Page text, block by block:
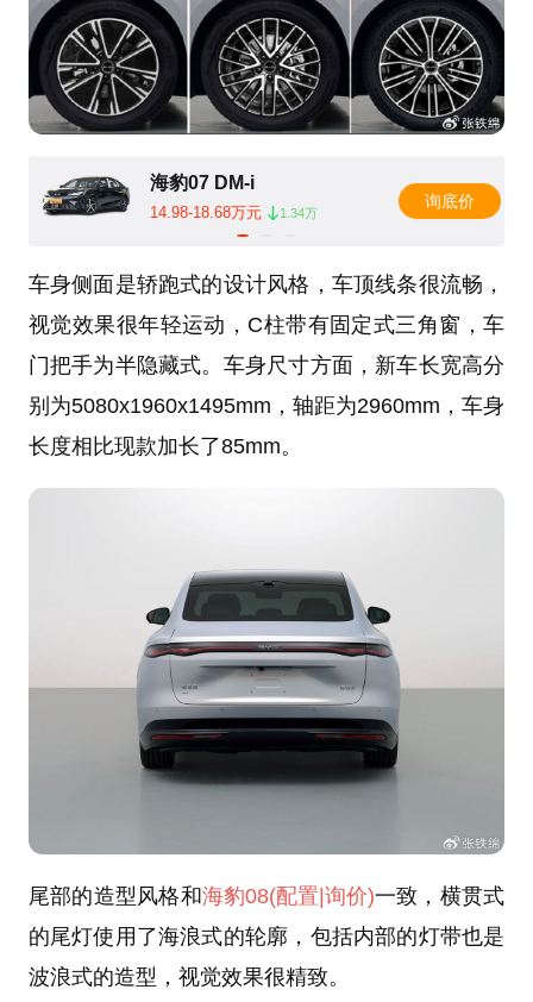
海豹07 DM-i
14.98-18.68万元 1.34万
询底价
车身侧面是轿跑式的设计风格，车顶线条很流畅，
视觉效果很年轻运动，C柱带有固定式三角窗，车
门把手为半隐藏式。车身尺寸方面，新车长宽高分
别为5080x1960x1495mm，轴距为2960mm，车身
长度相比现款加长了85mm。
尾部的造型风格和海豹08(配置 |询价)一致，横贯式
的尾灯使用了海浪式的轮廓，包括内部的灯带也是
波浪式的造型，视觉效果很精致。